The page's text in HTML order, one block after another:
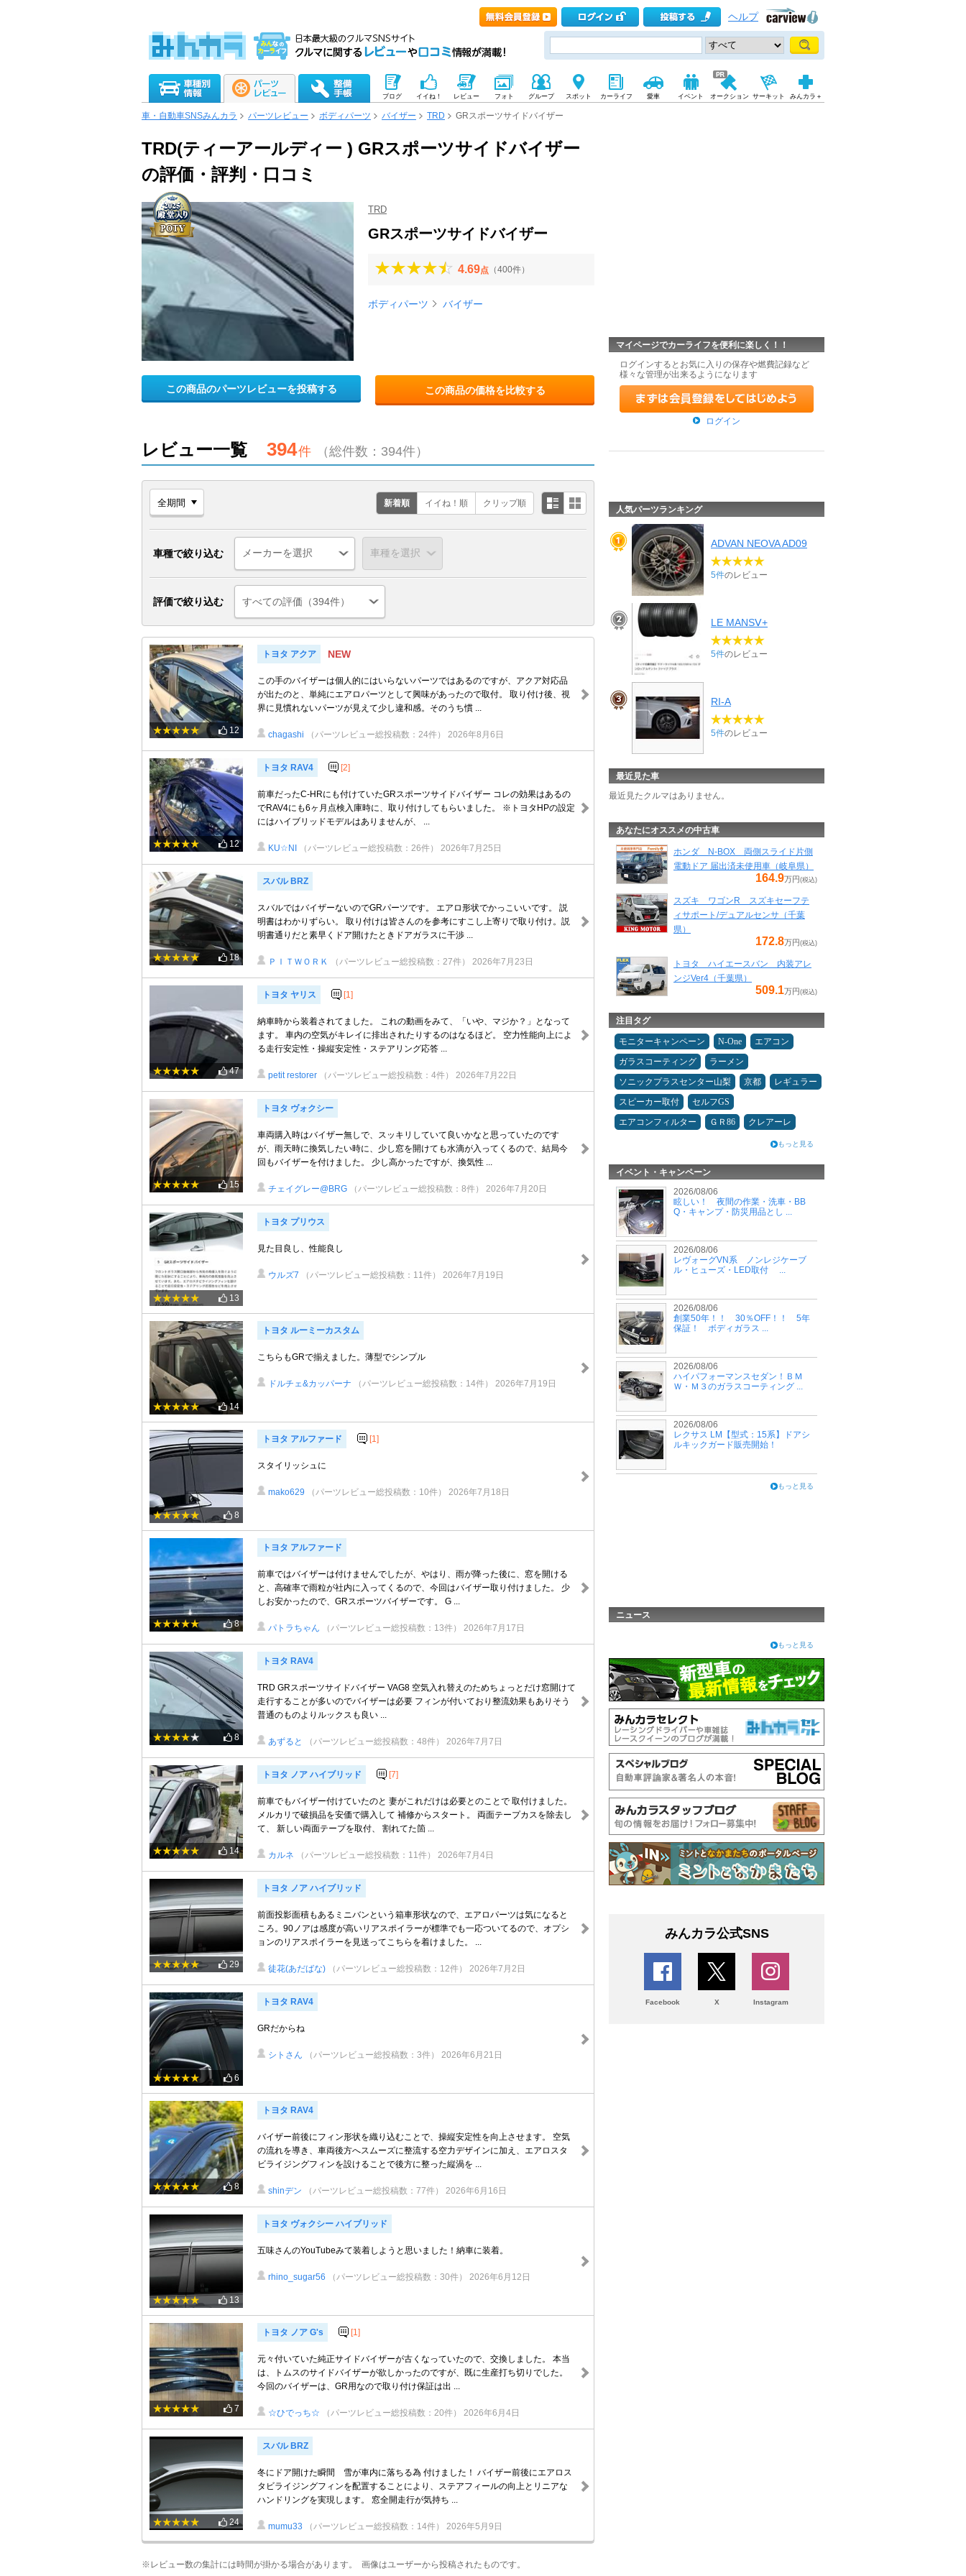
ヘルプ
ブログ イイね！ レビュー フォト グループ スポット カーライフ 愛車 イベント オークション サーキット みんカラ＋
車・自動車SNSみんカラ パーツレビュー ボディパーツ バイザー TRD GRスポーツサイドバイザー
TRD(ティーアールディー ) GRスポーツサイドバイザー
の評価・評判・口コミ
TRD
GRスポーツサイドバイザー
4.69点 （400件）
ボディパーツ バイザー
この商品のパーツレビューを投稿する この商品の価格を比較する
レビュー一覧 394件 （総件数：394件）
新着順 イイね！順 クリップ順
車種で絞り込む
評価で絞り込む すべての評価（394件）
12
トヨタ アクア NEW
この手のバイザーは個人的にはいらないパーツではあるのですが、アクア対応品
が出たのと、単純にエアロパーツとして興味があったので取付。 取り付け後、視
界に見慣れないパーツが見えて少し違和感。そのうち慣 ...
chagashi （パーツレビュー総投稿数：24件） 2026年8月6日
12
トヨタ RAV4 [2]
前車だったC-HRにも付けていたGRスポーツサイドバイザー コレの効果はあるの
でRAV4にも6ヶ月点検入庫時に、取り付けしてもらいました。 ※トヨタHPの設定
にはハイブリッドモデルはありませんが、 ...
KU☆NI （パーツレビュー総投稿数：26件） 2026年7月25日
18
スバル BRZ
スバルではバイザーないのでGRパーツです。 エアロ形状でかっこいいです。 説
明書はわかりずらい。 取り付けは皆さんのを参考にすこし上寄りで取り付け。説
明書通りだと素早くドア開けたときドアガラスに干渉 ...
ＰＩＴＷＯＲＫ （パーツレビュー総投稿数：27件） 2026年7月23日
47
トヨタ ヤリス [1]
納車時から装着されてました。 これの動画をみて、「いや、マジか？」となって
ます。 車内の空気がキレイに排出されたりするのはなるほど。 空力性能向上によ
る走行安定性・操縦安定性・ステアリング応答 ...
petit restorer （パーツレビュー総投稿数：4件） 2026年7月22日
15
トヨタ ヴォクシー
車両購入時はバイザー無しで、スッキリしていて良いかなと思っていたのです
が、雨天時に換気したい時に、少し窓を開けても水滴が入ってくるので、結局今
回もバイザーを付けました。 少し高かったですが、換気性 ...
チェイグレー@BRG （パーツレビュー総投稿数：8件） 2026年7月20日
13
トヨタ プリウス
見た目良し、性能良し
ウルズ7 （パーツレビュー総投稿数：11件） 2026年7月19日
14
トヨタ ルーミーカスタム
こちらもGRで揃えました。薄型でシンプル
ドルチェ&カッパーナ （パーツレビュー総投稿数：14件） 2026年7月19日
8
トヨタ アルファード [1]
スタイリッシュに
mako629 （パーツレビュー総投稿数：10件） 2026年7月18日
8
トヨタ アルファード
前車ではバイザーは付けませんでしたが、やはり、雨が降った後に、窓を開ける
と、高確率で雨粒が社内に入ってくるので、今回はバイザー取り付けました。 少
しお安かったので、GRスポーツバイザーです。 G ...
パトラちゃん （パーツレビュー総投稿数：13件） 2026年7月17日
8
トヨタ RAV4
TRD GRスポーツサイドバイザー VAG8 空気入れ替えのためちょっとだけ窓開けて
走行することが多いのでバイザーは必要 フィンが付いており整流効果もありそう
普通のものよりルックスも良い ...
あずると （パーツレビュー総投稿数：48件） 2026年7月7日
14
トヨタ ノア ハイブリッド [7]
前車でもバイザー付けていたのと 妻がこれだけは必要とのことで 取付けました。
メルカリで破損品を安価で購入して 補修からスタート。 両面テープカスを除去し
て、 新しい両面テープを取付、 割れてた箇 ...
カルネ （パーツレビュー総投稿数：11件） 2026年7月4日
29
トヨタ ノア ハイブリッド
前面投影面積もあるミニバンという箱車形状なので、エアロパーツは気になると
ころ。90ノアは感度が高いリアスポイラーが標準でも一応ついてるので、オプシ
ョンのリアスポイラーを見送ってこちらを着けました。 ...
徒花(あだばな) （パーツレビュー総投稿数：12件） 2026年7月2日
6
トヨタ RAV4
GRだからね
シトさん （パーツレビュー総投稿数：3件） 2026年6月21日
8
トヨタ RAV4
バイザー前後にフィン形状を織り込むことで、操縦安定性を向上させます。 空気
の流れを導き、車両後方へスムーズに整流する空力デザインに加え、エアロスタ
ビライジングフィンを設けることで後方に整った縦渦を ...
shinデン （パーツレビュー総投稿数：77件） 2026年6月16日
13
トヨタ ヴォクシー ハイブリッド
五味さんのYouTubeみて装着しようと思いました！納車に装着。
rhino_sugar56 （パーツレビュー総投稿数：30件） 2026年6月12日
7
トヨタ ノア G's [1]
元々付いていた純正サイドバイザーが古くなっていたので、交換しました。 本当
は、トムスのサイドバイザーが欲しかったのですが、既に生産打ち切りでした。
今回のバイザーは、GR用なので取り付け保証は出 ...
☆ひでっち☆ （パーツレビュー総投稿数：20件） 2026年6月4日
24
スバル BRZ
冬にドア開けた瞬間 雪が車内に落ちる為 付けました！ バイザー前後にエアロス
タビライジングフィンを配置することにより、ステアフィールの向上とリニアな
ハンドリングを実現します。 窓全開走行が気持ち ...
mumu33 （パーツレビュー総投稿数：14件） 2026年5月9日
※レビュー数の集計には時間が掛かる場合があります。 画像はユーザーから投稿されたものです。
マイページでカーライフを便利に楽しく！！
ログインするとお気に入りの保存や燃費記録など
様々な管理が出来るようになります
ログイン
人気パーツランキング
ADVAN NEOVA AD09
5件のレビュー
LE MANSⅤ+
5件のレビュー
RI-A
5件のレビュー
最近見た車
最近見たクルマはありません。
あなたにオススメの中古車
ホンダ N-BOX 両側スライド片側
電動ドア 届出済未使用車（岐阜県）
164.9万円(税込)
スズキ ワゴンR スズキセーフテ
ィサポート/デュアルセンサ（千葉
県）
172.8万円(税込)
トヨタ ハイエースバン 内装アレ
ンジVer4（千葉県）
509.1万円(税込)
注目タグ
モニターキャンペーン N-One
エアコン
ガラスコーティング
ラーメン
ソニックプラスセンター山梨
京都
レギュラー
スピーカー取付
セルフGS
エアコンフィルター
ＧＲ86 クレアーレ
もっと見る
イベント・キャンペーン
2026/08/06
眩しい！ 夜間の作業・洗車・BB
Q・キャンプ・防災用品とし ...
2026/08/06
レヴォーグVN系 ノンレジケーブ
ル・ヒューズ・LED取付 ...
2026/08/06
創業50年！！ 30％OFF！！ 5年
保証！ ボディガラス ...
2026/08/06
ハイパフォーマンスセダン！ＢＭ
Ｗ・Ｍ３のガラスコーティング ...
2026/08/06
レクサス LM【型式：15系】ドアシ
ルキックガード販売開始！
もっと見る
ニュース
もっと見る
みんカラ公式SNS
Facebook X Instagram